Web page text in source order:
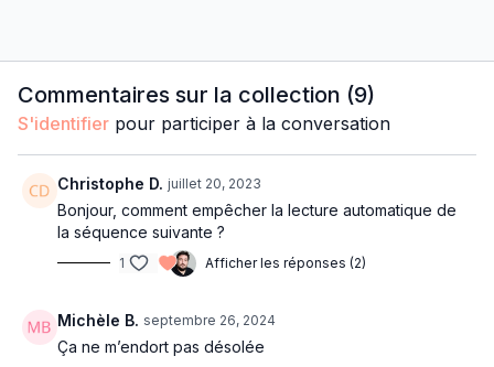
Commentaires sur la collection (9)
S'identifier pour participer à la conversation
Christophe D. juillet 20, 2023
Bonjour, comment empêcher la lecture automatique de
la séquence suivante ?
1 Afficher les réponses (2)
Michèle B. septembre 26, 2024
Ça ne m’endort pas désolée